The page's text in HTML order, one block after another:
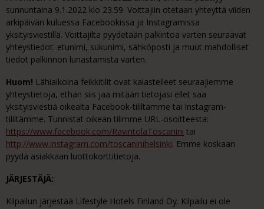
sunnuntaina 9.1.2022 klo 23.59. Voittajiin otetaan yhteyttä viiden
arkipäivän kuluessa Facebookissa ja Instagramissa
yksityisviestillä. Voittajilta pyydetään palkintoa varten seuraavat
yhteystiedot: etunimi, sukunimi, sähköposti ja muut mahdolliset
tiedot palkinnon lunastamista varten.
Huom! Lähiaikoina feikkitilit ovat kalastelleet seuraajiemme
yhteystietoja, ethän siis jaa mitään tietojasi ellet saa
yksityisviestiä oikealta Facebook-tililtämme tai Instagram-
tililtämme. Tunnistat oikean tilimme URL-osoitteesta:
https://www.facebook.com/RavintolaToscanini tai
http://www.instagram.com/toscaninihelsinki. Emme koskaan
pyydä asiakkaan luottokorttitietoja.
JÄRJESTÄJÄ:
Kilpailun järjestää Lifestyle Hotels Finland Oy. Kilpailu ei ole